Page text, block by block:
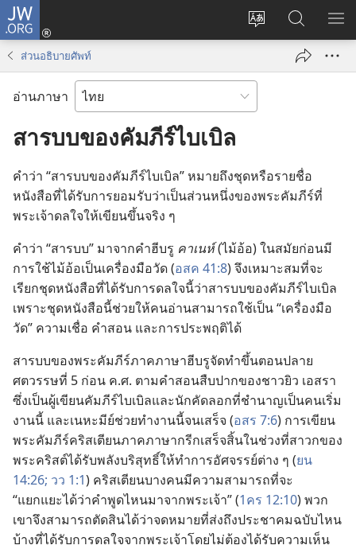
JW.ORG
เปลี่ยน
เข้า
(เปิด
ใหม่)
ค้นหา
ใน
JW.ORG
แส
ส่วนอธิบายศัพท์
อ่านภาษา
สารบบของคัมภีร์ไบเบิล
คำ​ว่า “สารบบ​ของ​คัมภีร์​ไบเบิล” หมาย​ถึง​ชุด​หรือ​ราย​ชื่อ​
หนังสือ​ที่​ได้​รับ​การ​ยอม​รับ​ว่า​เป็น​ส่วน​หนึ่ง​ของ​พระ​คัมภีร์​ที่​
พระเจ้า​ดล​ใจ​ให้​เขียน​ขึ้น​จริง​ ๆ
คำ​ว่า “สารบบ” มา​จาก​คำ​ฮีบรู คาเนห์(ไม้​อ้อ) ใน​สมัย​ก่อน​มี​
การ​ใช้​ไม้​อ้อ​เป็น​เครื่อง​มือ​วัด (อสค 41:8) จึง​เหมาะ​สม​ที่​จะ​
เรียก​ชุด​หนังสือ​ที่​ได้​รับ​การ​ดล​ใจ​นี้​ว่า​สารบบ​ของ​คัมภีร์​ไบเบิล
เพราะ​ชุด​หนังสือ​นี้​ช่วย​ให้​คน​อ่าน​สามารถ​ใช้​เป็น “เครื่อง​มือ​
วัด” ความ​เชื่อ คำ​สอน และ​การ​ประพฤติ​ได้
สารบบ​ของ​พระ​คัมภีร์​ภาค​ภาษา​ฮีบรู​จัด​ทำ​ขึ้น​ตอน​ปลาย​
ศตวรรษ​ที่ 5 ก่อน ค.ศ. ตาม​คำ​สอน​สืบ​ปาก​ของ​ชาว​ยิว เอสรา​
ซึ่ง​เป็น​ผู้​เขียน​คัมภีร์​ไบเบิล​และ​นัก​คัด​ลอก​ที่​ชำนาญ​เป็น​คน​เริ่ม​
งาน​นี้ และ​เนหะมีย์​ช่วย​ทำ​งาน​นี้​จน​เสร็จ (อสร 7:6) การ​เขียน​
พระ​คัมภีร์​คริสเตียน​ภาค​ภาษา​กรีก​เสร็จ​สิ้น​ใน​ช่วง​ที่​สาวก​ของ​
พระ​คริสต์​ได้​รับ​พลัง​บริสุทธิ์​ให้​ทำ​การ​อัศจรรย์​ต่าง​ ๆ (ยน
14:26; วว 1:1) คริสเตียน​บาง​คน​มี​ความ​สามารถ​ที่​จะ
“แยกแยะ​ได้​ว่า​คำ​พูด​ไหน​มา​จาก​พระเจ้า” (1คร 12:10) พวก​
เขา​จึง​สามารถ​ตัดสิน​ได้​ว่า​จดหมาย​ที่​ส่ง​ถึง​ประชาคม​ฉบับ​ไหน​
บ้าง​ที่​ได้​รับ​การ​ดล​ใจ​จาก​พระเจ้า​โดย​ไม่​ต้อง​ได้​รับ​ความ​เห็น​